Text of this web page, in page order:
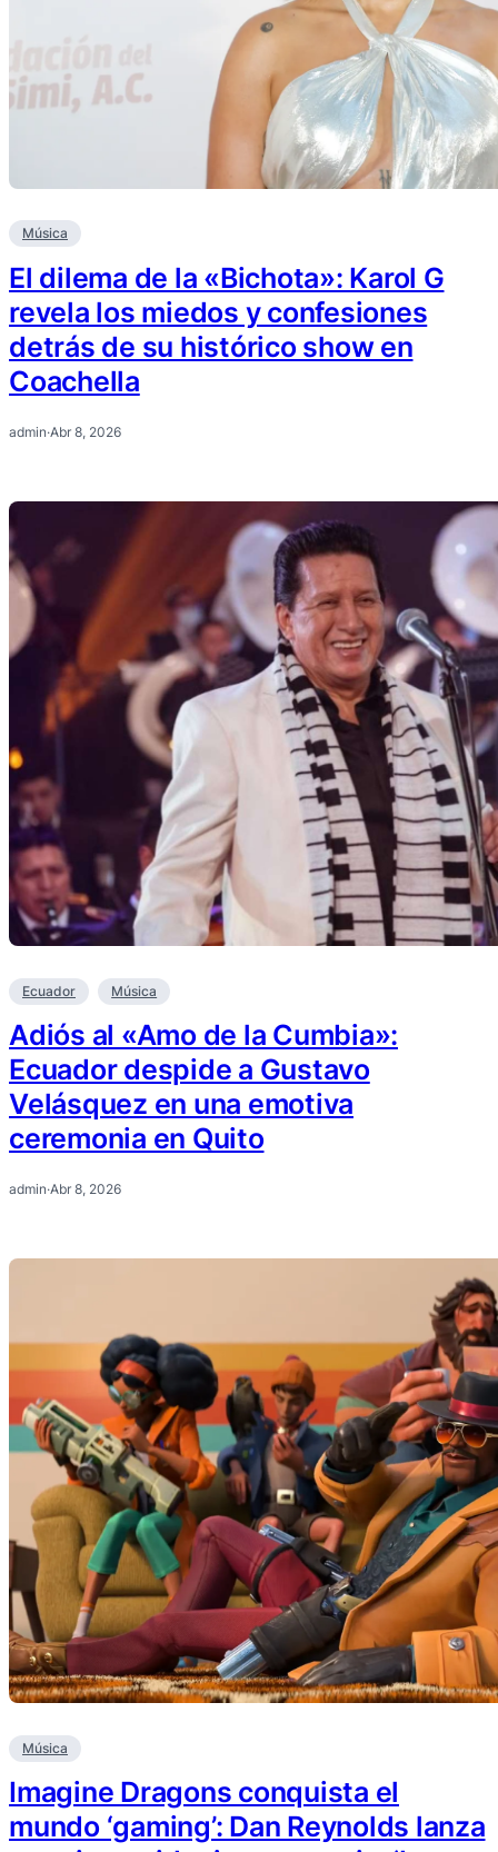
Música
El dilema de la «Bichota»: Karol G
revela los miedos y confesiones
detrás de su histórico show en
Coachella
admin·Abr 8, 2026
Ecuador Música
Adiós al «Amo de la Cumbia»:
Ecuador despide a Gustavo
Velásquez en una emotiva
ceremonia en Quito
admin·Abr 8, 2026
Música
Imagine Dragons conquista el
mundo ‘gaming’: Dan Reynolds lanza